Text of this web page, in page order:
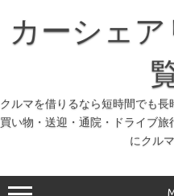
プ
カーシェ
クルマを借りるなら短時間でも長
買い物・送迎・通院・ドライブ
にクル